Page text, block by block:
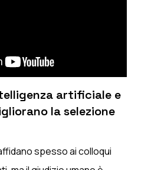
artificiale e
la selezione
spesso ai colloqui